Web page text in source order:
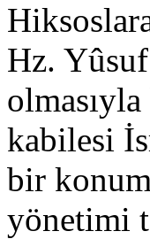
Hz. Yûsuf
kabilesi
bir
yönetimi